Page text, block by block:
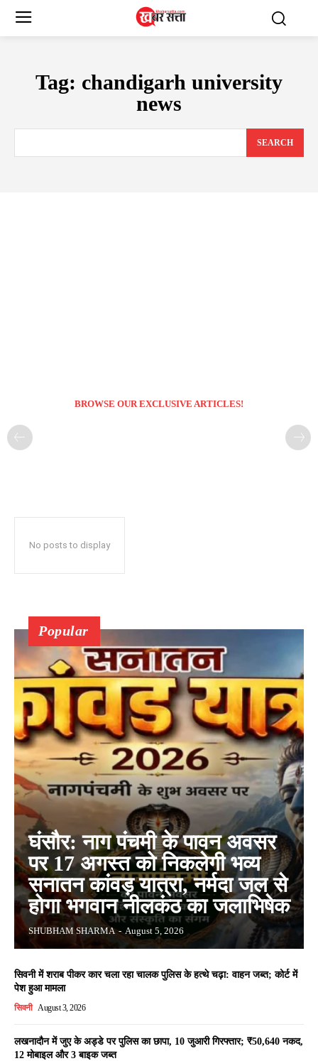
Tag: chandigarh university
news
SEARCH
BROWSE OUR EXCLUSIVE ARTICLES!
No posts to display
Popular
घंसौर: नाग पंचमी के पावन अवसर
पर 17 अगस्त को निकलेगी भव्य
सनातन कांवड़ यात्रा, नर्मदा जल से
होगा भगवान नीलकंठ का जलाभिषेक
SHUBHAM SHARMA - August 5, 2026
सिवनी में शराब पीकर कार चला रहा चालक पुलिस के हत्थे चढ़ा: वाहन जब्त; कोर्ट में
पेश हुआ मामला
सिवनी August 3, 2026
लखनादौन में जुए के अड्डे पर पुलिस का छापा, 10 जुआरी गिरफ्तार; ₹50,640 नकद,
12 मोबाइल और 3 बाइक जब्त